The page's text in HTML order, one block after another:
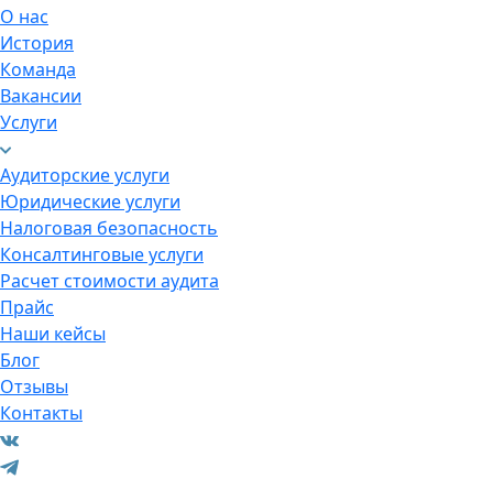
О нас
История
Команда
Вакансии
Услуги
Аудиторские услуги
Юридические услуги
Налоговая безопасность
Консалтинговые услуги
Расчет стоимости аудита
Прайс
Наши кейсы
Блог
Отзывы
Контакты